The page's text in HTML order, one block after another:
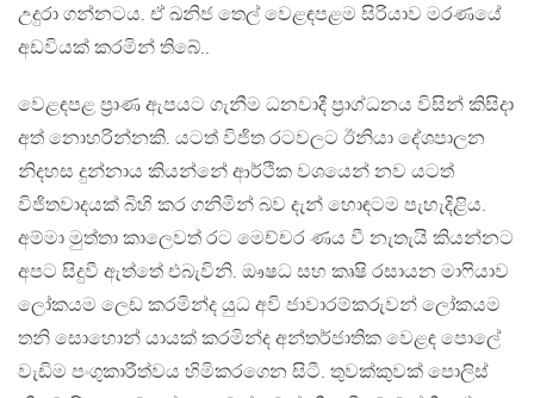
උදුරා ගන්නටය. ඒ ඛනිජ තෙල් වෙළඳපළම සිරියාව මරණයේ
අඩවියක් කරමින් තිබේ..
වෙළඳපළ ප්‍රාණ ඇපයට ගැනීම ධනවාදී ප්‍රාග්ධනය විසින් කිසිදා
අත් නොහරින්නකි. යටත් විජිත රටවලට ඊනියා දේශපාලන
නිදහස දුන්නාය කියන්නේ ආර්ථික වශයෙන් නව යටත්
විජිතවාදයක් බිහි කර ගනිමින් බව දැන් හොඳටම පැහැදිළිය.
අම්මා මුත්තා කාලෙවත් රට මෙච්චර ණය වී නැතැයි කියන්නට
අපට සිදුවී ඇත්තේ එබැවිනි. ඖෂධ සහ කෘෂි රසායන මා‍ෆියාව
ලෝකයම ලෙඩ කරමින්ද යුධ අවි ජාවාරම්කරුවන් ලෝකයම
තනි සොහොන් යායක් කරමින්ද අන්තර්ජාතික වෙළඳ පොලේ
වැඩිම පංගුකාරීත්වය හිමිකරගෙන සිටී. තුවක්කුවක් පොලිස්